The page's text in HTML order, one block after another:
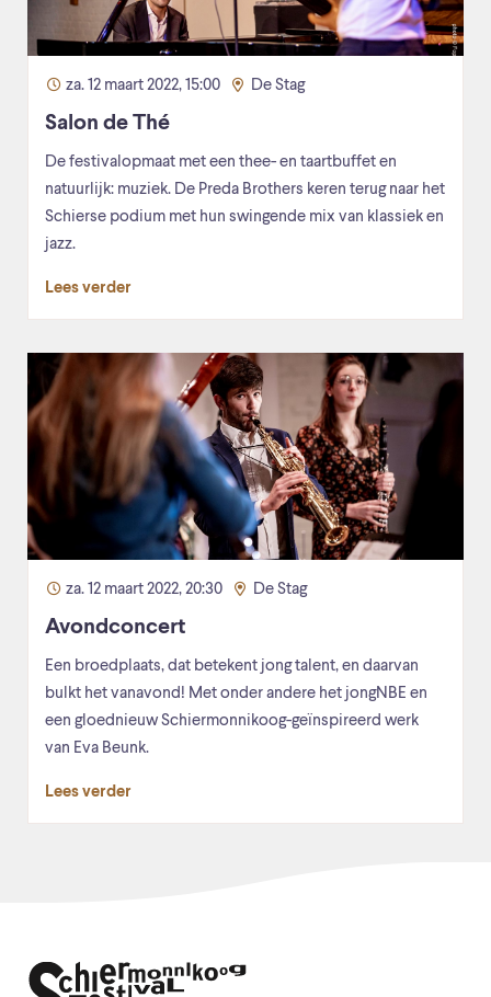
za. 12 maart 2022, 15:00 De Stag
Salon de Thé
De festivalopmaat met een thee- en taartbuffet en
natuurlijk: muziek. De Preda Brothers keren terug naar het
Schierse podium met hun swingende mix van klassiek en
jazz.
Lees verder
za. 12 maart 2022, 20:30 De Stag
Avondconcert
Een broedplaats, dat betekent jong talent, en daarvan
bulkt het vanavond! Met onder andere het jongNBE en
een gloednieuw Schiermonnikoog-geïnspireerd werk
van Eva Beunk.
Lees verder